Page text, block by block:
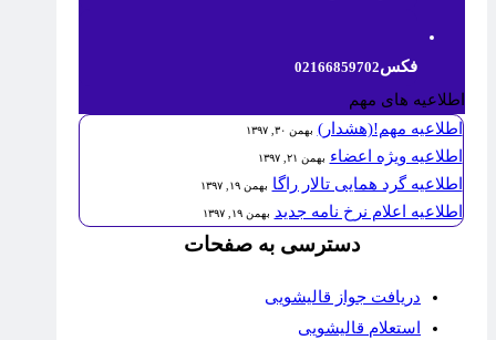
فکس02166859702
اطلاعیه های مهم
اطلاعیه مهم!(هشدار) بهمن ۳۰, ۱۳۹۷
اطلاعیه ویژه اعضاء بهمن ۲۱, ۱۳۹۷
اطلاعیه گرد همایی تالار راگا بهمن ۱۹, ۱۳۹۷
اطلاعیه اعلام نرخ نامه جدید بهمن ۱۹, ۱۳۹۷
دسترسی به صفحات
دریافت جواز قالیشویی
استعلام قالیشویی